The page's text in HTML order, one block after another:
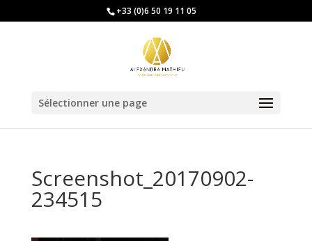
+33 (0)6 50 19 11 05
Sélectionner une page
Screenshot_20170902-
234515